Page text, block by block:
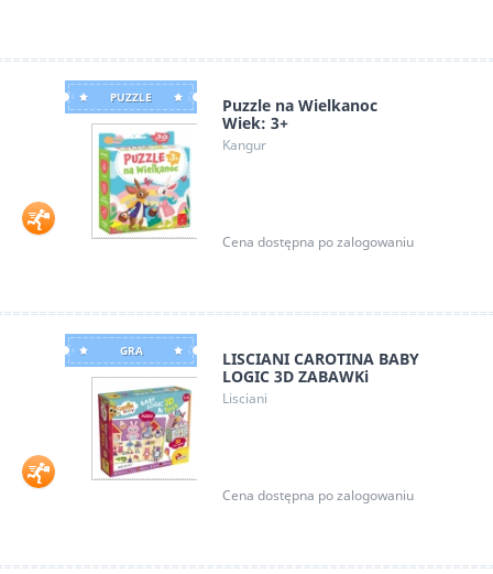
PUZZLE
Puzzle na Wielkanoc
Wiek: 3+
Kangur
Cena dostępna po zalogowaniu
GRA
LISCIANI CAROTINA BABY
LOGIC 3D ZABAWKi
Lisciani
Cena dostępna po zalogowaniu